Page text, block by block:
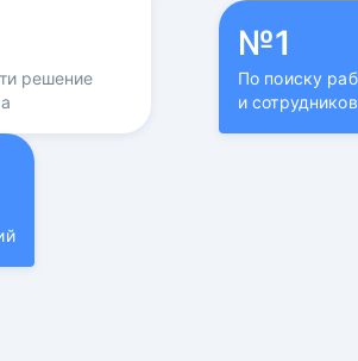
решение
№1
По поиску
и